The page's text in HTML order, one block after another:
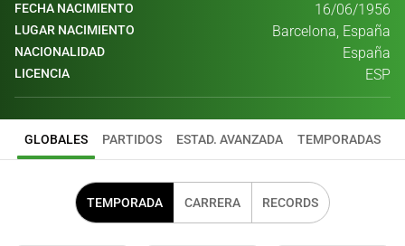
FECHA NACIMIENTO 16/06/1956
LUGAR NACIMIENTO Barcelona, España
NACIONALIDAD España
LICENCIA ESP
GLOBALES PARTIDOS ESTAD. AVANZADA TEMPORADAS
TEMPORADA CARRERA RECORDS